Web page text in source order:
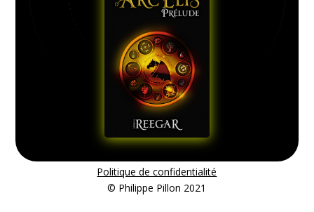
Politique de confidentialité
© Philippe Pillon 2021